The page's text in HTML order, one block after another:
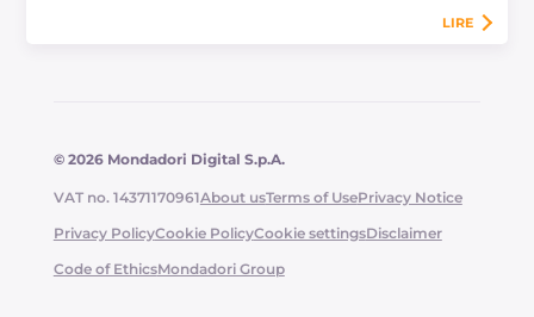
LIRE
© 2026 Mondadori Digital S.p.A.
VAT no. 14371170961About usTerms of UsePrivacy Notice
Privacy PolicyCookie PolicyCookie settingsDisclaimer
Code of EthicsMondadori Group